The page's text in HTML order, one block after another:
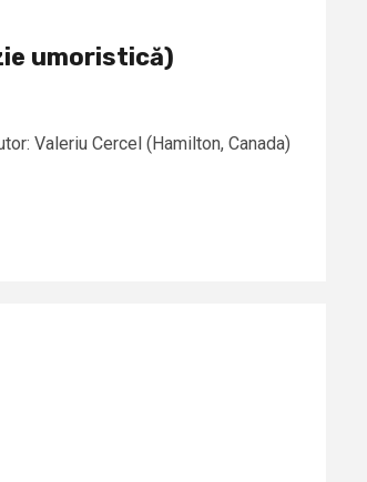
umoristică)
Valeriu Cercel (Hamilton, Canada)